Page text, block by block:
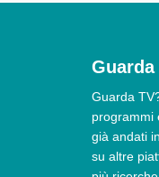
Guarda
Guarda
programmi
già andati
su altre